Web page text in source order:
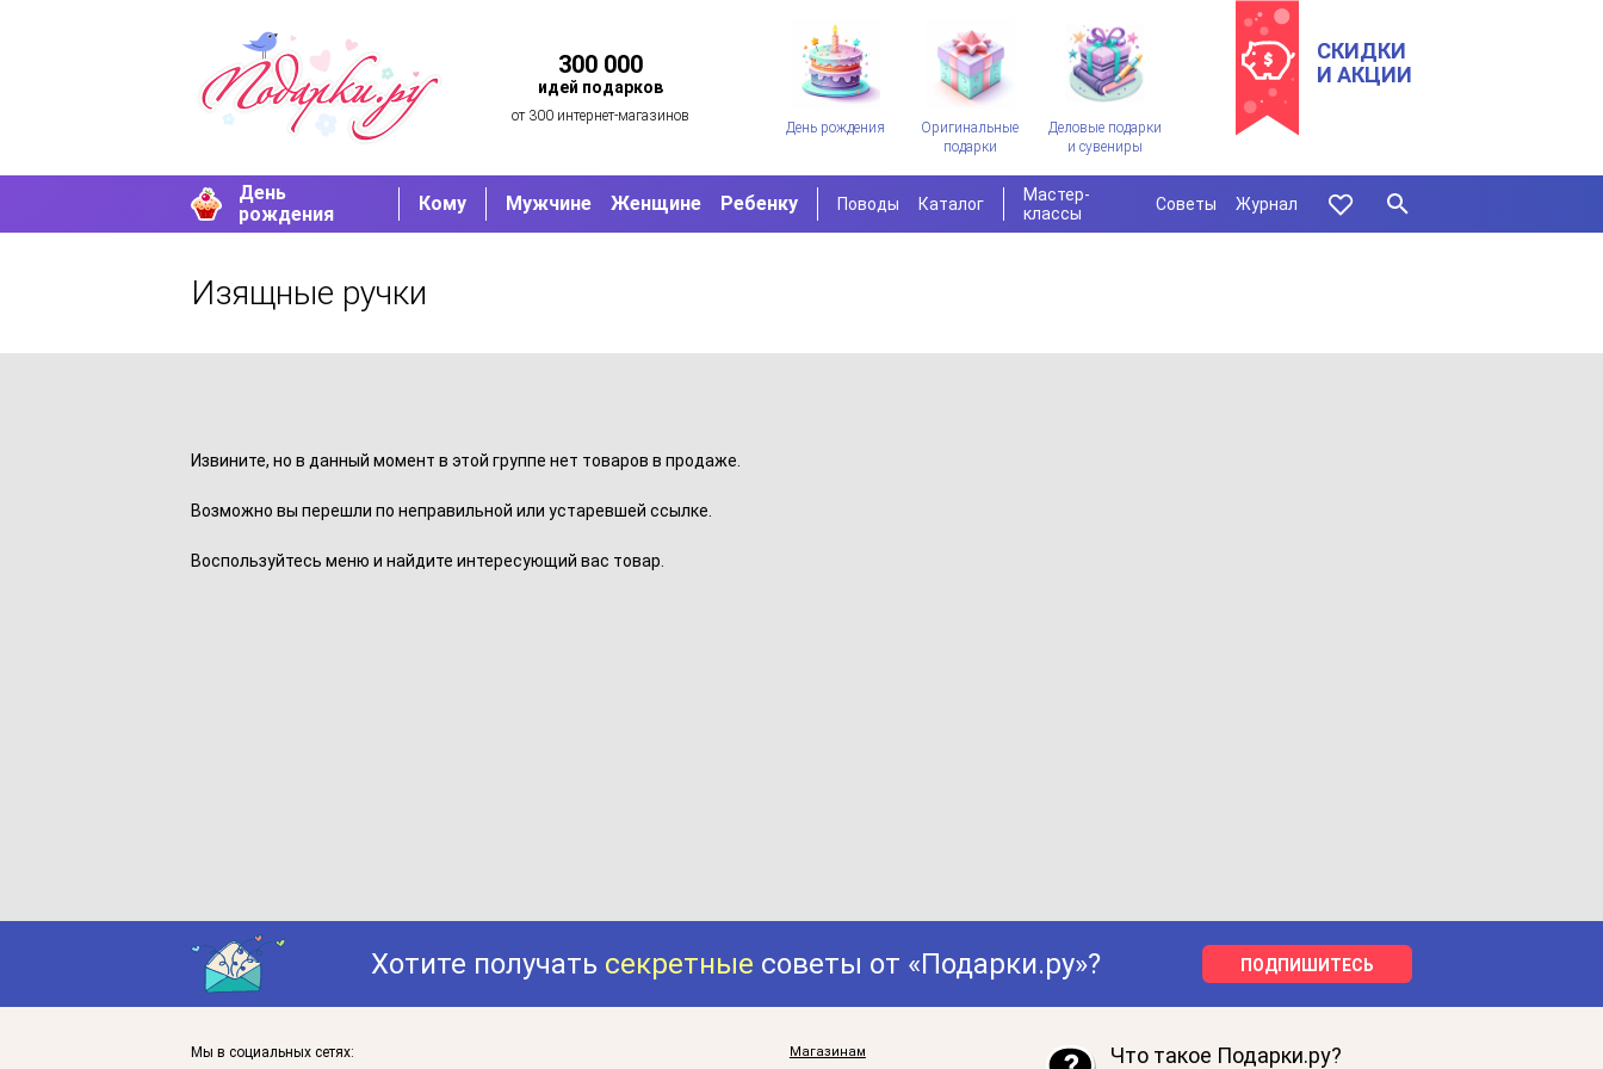
300 000
идей подарков
от 300 интернет-магазинов
День рождения
Оригинальные
подарки
Деловые подарки
и сувениры
СКИДКИ
И АКЦИИ
День
рождения
Кому Мужчине Женщине Ребенку Поводы Каталог
Мастер-
классы
Советы Журнал
Изящные ручки
Извините, но в данный момент в этой группе нет товаров в продаже.
Возможно вы перешли по неправильной или устаревшей ссылке.
Воспользуйтесь меню и найдите интересующий вас товар.
Хотите получать секретные советы от «Подарки.ру»? ПОДПИШИТЕСЬ
Мы в социальных сетях: Магазинам Что такое Подарки.ру?